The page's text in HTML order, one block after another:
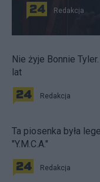
Redakcja
Nie żyje Bonnie
lat
Redakcja
Ta piosenka była
"Y.M.C.A."
Redakcja